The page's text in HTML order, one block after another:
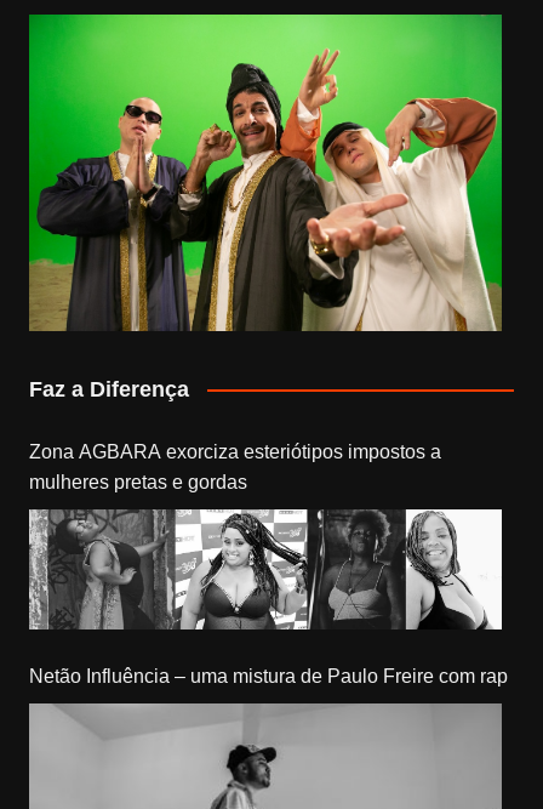
Faz a Diferença
Zona AGBARA exorciza esteriótipos impostos a
mulheres pretas e gordas
Netão Influência – uma mistura de Paulo Freire com rap